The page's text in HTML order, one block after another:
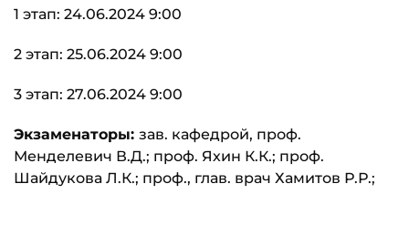
1 этап: 24.06.2024 9:00
2 этап: 25.06.2024 9:00
3 этап: 27.06.2024 9:00
Экзаменаторы: зав. кафедрой, проф.
Менделевич В.Д.; проф. Яхин К.К.; проф.
Шайдукова Л.К.; проф., глав. врач Хамитов Р.Р.;